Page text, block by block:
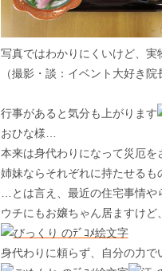
写真ではわかりにくいけど、実
（撮影・談：イベント大好き院
行事があると気分も上がります
おひな様…
本来は身代わりになって災厄を
姉妹ならそれぞれに持たせるも
…とは言え、最近の住宅事情
ウチにもお嬢ちゃん居ますけ
身代わりに頼らず、自分の力